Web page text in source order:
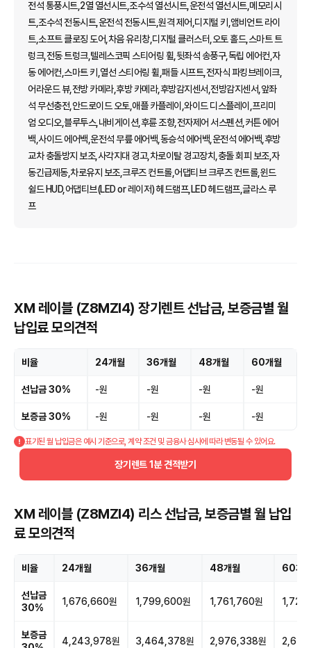
전석 통풍시트,2열 열선시트,조수석 열선시트,운전석 열선시트,메모리시
트,조수석 전동시트,운전석 전동시트,원격 제어,디지털 키,앰비언트 라이
트,소프트 클로징 도어,차음 유리창,디지털 클러스터,오토 홀드,스마트 트
렁크,전동 트렁크,텔레스코픽 스티어링 휠,뒷좌석 송풍구,독립 에어컨,자
동 에어컨,스마트 키,열선 스티어링 휠,패들 시프트,전자식 파킹브레이크,
어라운드 뷰,전방 카메라,후방 카메라,후방감지센서,전방감지센서,앞좌
석 무선충전,안드로이드 오토,애플 카플레이,와이드 디스플레이,프리미
엄 오디오,블루투스,내비게이션,후륜 조향,전자제어 서스펜션,커튼 에어
백,사이드 에어백,운전석 무릎 에어백,동승석 에어백,운전석 에어백,후방
교차 충돌방지 보조,사각지대 경고,차로이탈 경고장치,충돌 회피 보조,자
동긴급제동,차로유지 보조,크루즈 컨트롤,어댑티브 크루즈 컨트롤,윈드
쉴드 HUD,어댑티브(LED or 레이저) 헤드램프,LED 헤드램프,글라스 루
프
XM 레이블 (Z8MZI4) 장기렌트 선납금, 보증금별 월
납입료 모의견적
비율 24개월 36개월 48개월 60개월
선납금 30% -원 -원 -원 -원
보증금 30% -원 -원 -원 -원
표기된 월 납입금은 예시 기준으로, 계약 조건 및 금융사 심사에 따라 변동될 수 있어요.
장기렌트 1분 견적받기
XM 레이블 (Z8MZI4) 리스 선납금, 보증금별 월 납입
료 모의견적
비율 24개월 36개월 48개월 60개
선납금
30%
1,676,660원 1,799,600원 1,761,760원
보증금
4,243,978원 3,464,378원 2,976,338원